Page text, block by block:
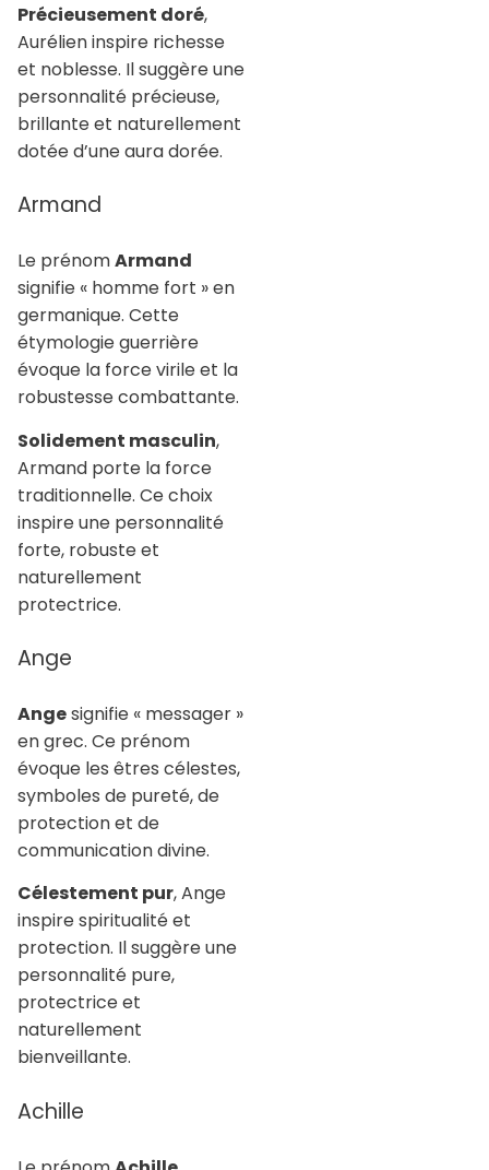
Précieusement doré,
Aurélien inspire richesse
et noblesse. Il suggère une
personnalité précieuse,
brillante et naturellement
dotée d’une aura dorée.
Armand
Le prénomArmand
signifie « homme fort » en
germanique. Cette
étymologie guerrière
évoque la force virile et la
robustesse combattante.
Solidement masculin,
Armand porte la force
traditionnelle. Ce choix
inspire une personnalité
forte, robuste et
naturellement
protectrice.
Ange
Angesignifie « messager »
en grec. Ce prénom
évoque les êtres célestes,
symboles de pureté, de
protection et de
communication divine.
Célestement pur, Ange
inspire spiritualité et
protection. Il suggère une
personnalité pure,
protectrice et
naturellement
bienveillante.
Achille